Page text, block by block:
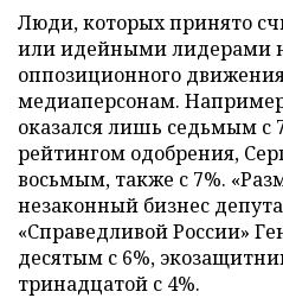
Люди, которых принято
или идейными лидерами
оппозиционного
медиаперсонам.
оказался лишь седьмым
рейтингом одобрения,
восьмым, также с 7%.
незаконный бизнес
«Справедливой России»
десятым с 6%,
тринадцатой с 4%.